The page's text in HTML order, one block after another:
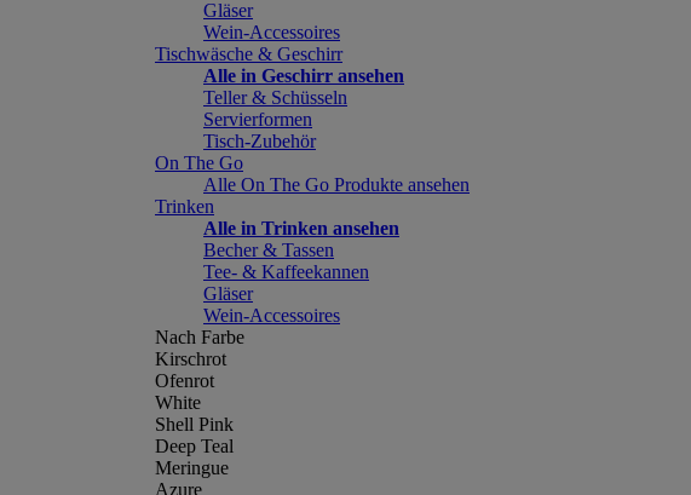
Gläser
Wein-Accessoires
Tischwäsche & Geschirr
Alle in Geschirr ansehen
Teller & Schüsseln
Servierformen
Tisch-Zubehör
On The Go
Alle On The Go Produkte ansehen
Trinken
Alle in Trinken ansehen
Becher & Tassen
Tee- & Kaffeekannen
Gläser
Wein-Accessoires
Nach Farbe
Kirschrot
Ofenrot
White
Shell Pink
Deep Teal
Meringue
Azure